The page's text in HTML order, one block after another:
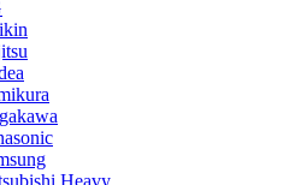
Heavy